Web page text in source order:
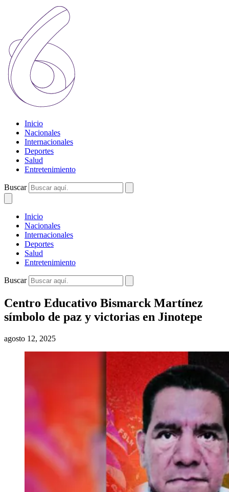
Inicio
Nacionales
Internacionales
Deportes
Salud
Entretenimiento
Buscar
Inicio
Nacionales
Internacionales
Deportes
Salud
Entretenimiento
Buscar
Centro Educativo Bismarck Martínez
símbolo de paz y victorias en Jinotepe
agosto 12, 2025